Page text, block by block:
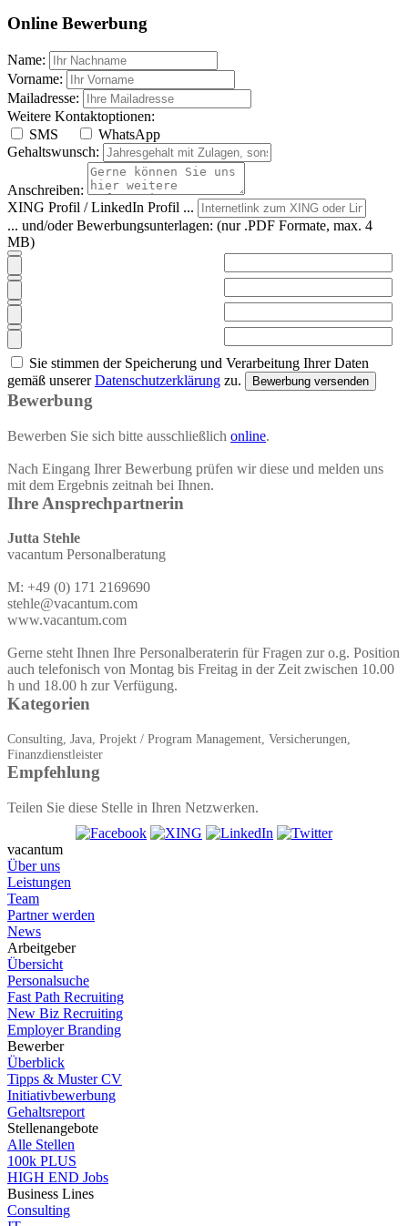
Online Bewerbung
Name:
Vorname:
Mailadresse:
Weitere Kontaktoptionen:
SMS
WhatsApp
Gehaltswunsch:
Anschreiben:
XING Profil / LinkedIn Profil ...
... und/oder Bewerbungsunterlagen: (nur .PDF Formate, max. 4
MB)
Sie stimmen der Speicherung und Verarbeitung Ihrer Daten
gemäß unsererDatenschutzerklärung zu. Bewerbung versenden
Bewerbung
Bewerben Sie sich bitte ausschließlich online.
Nach Eingang Ihrer Bewerbung prüfen wir diese und melden uns
mit dem Ergebnis zeitnah bei Ihnen.
Ihre Ansprechpartnerin
Jutta Stehle
vacantum Personalberatung
M: +49 (0) 171 2169690
stehle@vacantum.com
www.vacantum.com
Gerne steht Ihnen Ihre Personalberaterin für Fragen zur o.g. Position
auch telefonisch von Montag bis Freitag in der Zeit zwischen 10.00
h und 18.00 h zur Verfügung.
Kategorien
Consulting, Java, Projekt / Program Management, Versicherungen,
Finanzdienstleister
Empfehlung
Teilen Sie diese Stelle in Ihren Netzwerken.
vacantum
Über uns
Leistungen
Team
Partner werden
News
Arbeitgeber
Übersicht
Personalsuche
Fast Path Recruiting
New Biz Recruiting
Employer Branding
Bewerber
Überblick
Tipps & Muster CV
Initiativbewerbung
Gehaltsreport
Stellenangebote
Alle Stellen
100k PLUS
HIGH END Jobs
Business Lines
Consulting